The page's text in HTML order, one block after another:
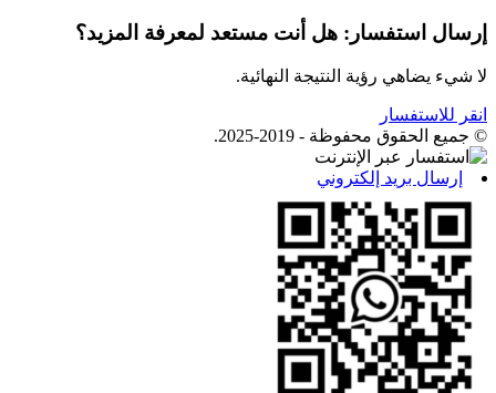
إرسال استفسار: هل أنت مستعد لمعرفة المزيد؟
لا شيء يضاهي رؤية النتيجة النهائية.
انقر للاستفسار
© جميع الحقوق محفوظة - 2019-2025.
إرسال بريد إلكتروني